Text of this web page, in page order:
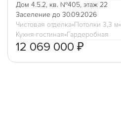
Дом 4.5.2, кв. №405, этаж 22
Заселение до 30.09.2026
Чистовая отделка Потолки 3,3 м
Кухня-гостиная Гардеробная
12 069 000 ₽